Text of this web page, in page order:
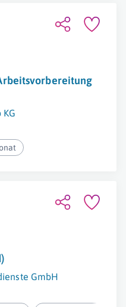
KG
GmbH